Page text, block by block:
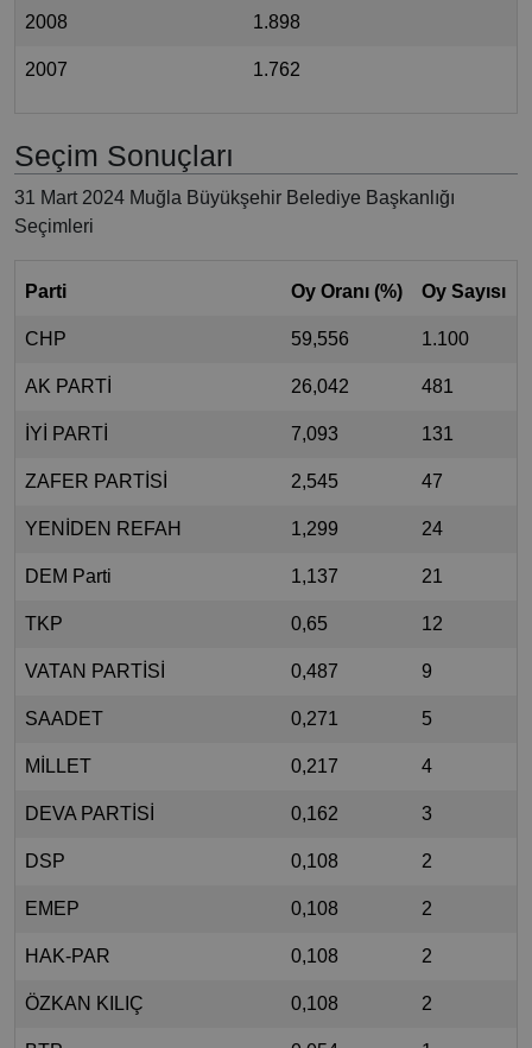
2008 1.898
2007 1.762
Seçim Sonuçları
31 Mart 2024 Muğla Büyükşehir Belediye Başkanlığı
Seçimleri
Parti Oy Oranı (%) Oy Sayısı
CHP 59,556 1.100
AK PARTİ 26,042 481
İYİ PARTİ 7,093 131
ZAFER PARTİSİ 2,545 47
YENİDEN REFAH 1,299 24
DEM Parti 1,137 21
TKP 0,65 12
VATAN PARTİSİ 0,487 9
SAADET 0,271 5
MİLLET 0,217 4
DEVA PARTİSİ 0,162 3
DSP 0,108 2
EMEP 0,108 2
HAK-PAR 0,108 2
ÖZKAN KILIÇ 0,108 2